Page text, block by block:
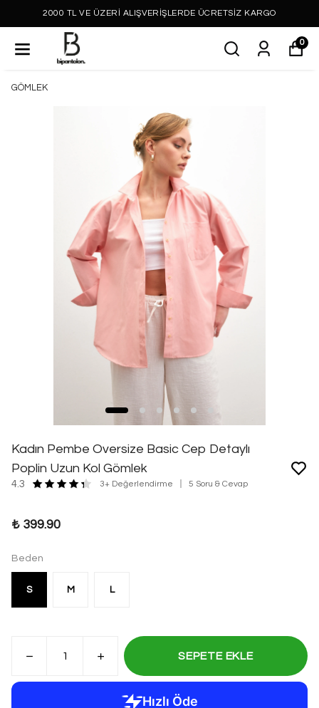
2000 TL VE ÜZERİ ALIŞVERİŞLERDE ÜCRETSİZ KARGO
0
GÖMLEK
Kadın Pembe Oversize Basic Cep Detaylı
Poplin Uzun Kol Gömlek
4.3 3+ Değerlendirme 5 Soru & Cevap
₺ 399.90
Beden
S M L
SEPETE EKLE